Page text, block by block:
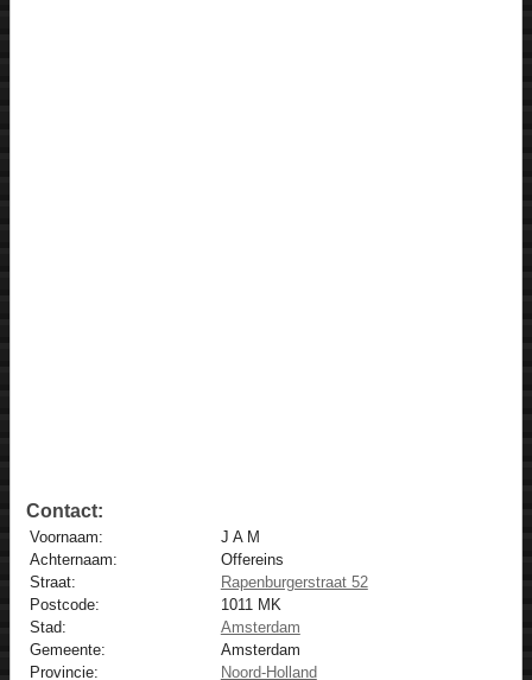
Contact:
Voornaam:
J A M
Achternaam:
Offereins
Straat:
Rapenburgerstraat 52
Postcode:
1011 MK
Stad:
Amsterdam
Gemeente:
Amsterdam
Provincie:
Noord-Holland